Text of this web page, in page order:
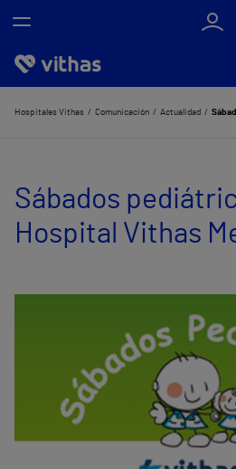
Nosotros
Servicios de salud
Equipo médico y asistencial
Hospitales Vithas Comunicación Actualidad
Sábados
Hospital Vithas